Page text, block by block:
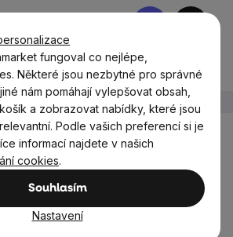
fungoval co nejlépe,
Některé jsou nezbytné pro správné
nám pomáhají vylepšovat obsah,
a zobrazovat nabídky, které jsou
Podle vašich preferencí si je
informací najdete v našich
cookies.
Souhlasím
Nastavení
Nákupní
výživa Houby Shiitake
a nejvíce využívaných
je ceněná nejen pro své
ale i pro své přínosy v oblasti
V doplňcích stravy se shiitake užívá
kapslí nebo sušené houby, což